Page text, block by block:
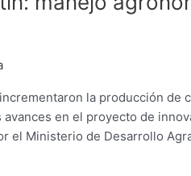
la producción de
en el proyecto de
el Ministerio de Desarrollo